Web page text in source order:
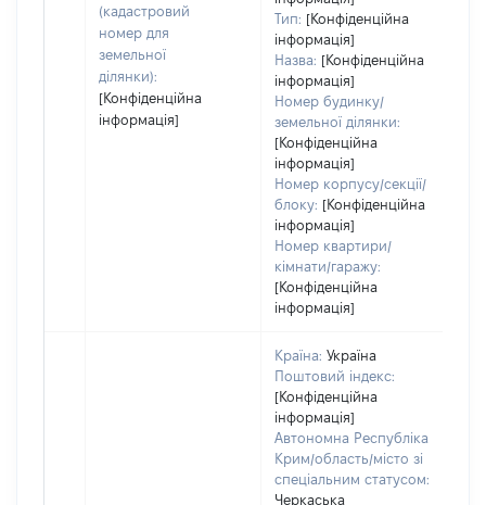
(кадастровий
номер для
земельної
ділянки):
[Конфіденційна
інформація]
Тип: [Конфіденційна
інформація]
Назва: [Конфіденційна
інформація]
Номер будинку/
земельної ділянки:
[Конфіденційна
інформація]
Номер корпусу/секції/
блоку: [Конфіденційна
інформація]
Номер квартири/
кімнати/гаражу:
[Конфіденційна
інформація]
Країна: Україна
Поштовий індекс:
[Конфіденційна
інформація]
Автономна Республіка
Крим/область/місто зі
спеціальним статусом:
Черкаська